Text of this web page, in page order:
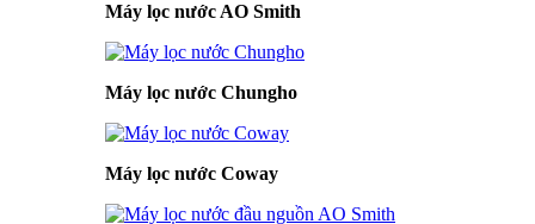
Máy lọc nước AO Smith
Máy lọc nước Chungho
Máy lọc nước Coway